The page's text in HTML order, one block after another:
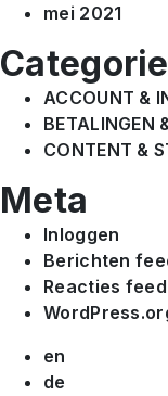
mei 2021
ACCOUNT &
BETALINGEN
CONTENT &
Meta
Inloggen
Berichten
Reacties feed
en
de